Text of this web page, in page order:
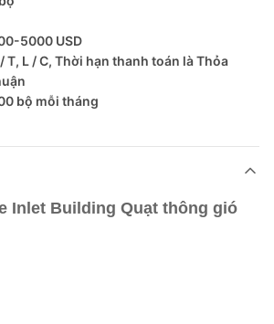
5000 USD
T, L / C, Thời hạn thanh toán là Thỏa
bộ mỗi tháng
Inlet Building Quạt thông gió